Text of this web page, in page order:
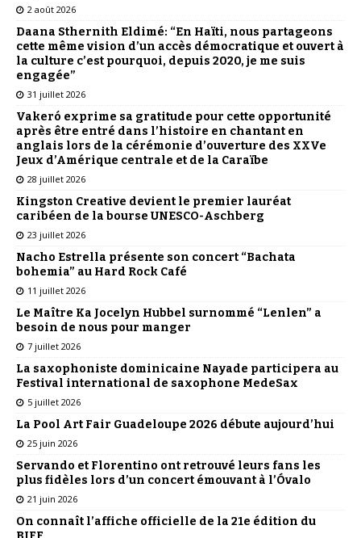
2 août 2026
Daana Sthernith Eldimé: “En Haïti, nous partageons
cette même vision d’un accès démocratique et ouvert à
la culture c’est pourquoi, depuis 2020, je me suis
engagée”
31 juillet 2026
Vakeró exprime sa gratitude pour cette opportunité
après être entré dans l’histoire en chantant en
anglais lors de la cérémonie d’ouverture des XXVe
Jeux d’Amérique centrale et de la Caraïbe
28 juillet 2026
Kingston Creative devient le premier lauréat
caribéen de la bourse UNESCO-Aschberg
23 juillet 2026
Nacho Estrella présente son concert “Bachata
bohemia” au Hard Rock Café
11 juillet 2026
Le Maître Ka Jocelyn Hubbel surnommé “Lenlen” a
besoin de nous pour manger
7 juillet 2026
La saxophoniste dominicaine Nayade participera au
Festival international de saxophone MedeSax
5 juillet 2026
La Pool Art Fair Guadeloupe 2026 débute aujourd’hui
25 juin 2026
Servando et Florentino ont retrouvé leurs fans les
plus fidèles lors d’un concert émouvant à l’Óvalo
21 juin 2026
On connaît l’affiche officielle de la 21e édition du